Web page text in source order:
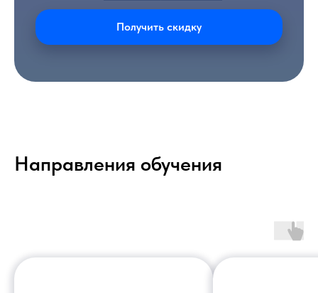
Получить скидку
Направления обучения